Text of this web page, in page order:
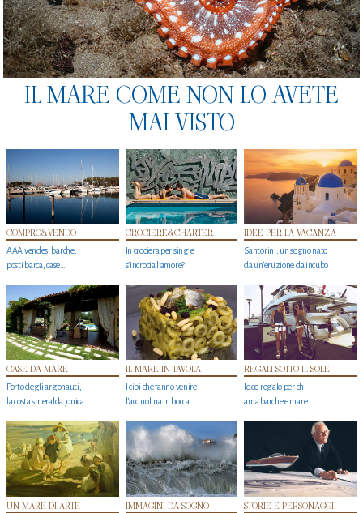
IL MARE COME NON LO AVETE
MAI VISTO
COMPRO&VENDO
AAA vendesi barche,
posti barca, case…
CROCIERE&CHARTER
In crociera per single
s'incrocia l’amore?
IDEE PER LA VACANZA
Santorini, un sogno nato
da un’eruzione da incubo
CASE DA MARE
Porto degli argonauti,
la costa smeralda jonica
IL MARE IN TAVOLA
I cibi che fanno venire
l’acquolina in bocca
REGALI SOTTO IL SOLE
Idee regalo per chi
ama barche e mare
UN MARE DI ARTE IMMAGINI DA SOGNO STORIE E PERSONAGGI